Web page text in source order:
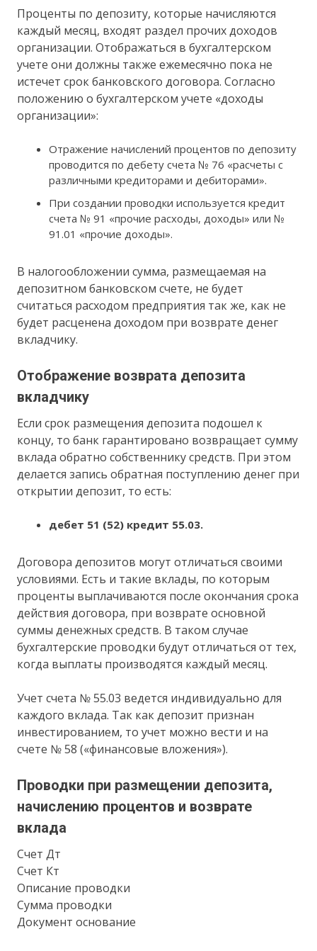
Проценты по депозиту, которые начисляются
каждый месяц, входят раздел прочих доходов
организации. Отображаться в бухгалтерском
учете они должны также ежемесячно пока не
истечет срок банковского договора. Согласно
положению о бухгалтерском учете «доходы
организации»:
Отражение начислений процентов по депозиту
проводится по дебету счета № 76 «расчеты с
различными кредиторами и дебиторами».
При создании проводки используется кредит
счета № 91 «прочие расходы, доходы» или №
91.01 «прочие доходы».
В налогообложении сумма, размещаемая на
депозитном банковском счете, не будет
считаться расходом предприятия так же, как не
будет расценена доходом при возврате денег
вкладчику.
Отображение возврата депозита
вкладчику
Если срок размещения депозита подошел к
концу, то банк гарантировано возвращает сумму
вклада обратно собственнику средств. При этом
делается запись обратная поступлению денег при
открытии депозит, то есть:
дебет 51 (52) кредит 55.03.
Договора депозитов могут отличаться своими
условиями. Есть и такие вклады, по которым
проценты выплачиваются после окончания срока
действия договора, при возврате основной
суммы денежных средств. В таком случае
бухгалтерские проводки будут отличаться от тех,
когда выплаты производятся каждый месяц.
Учет счета № 55.03 ведется индивидуально для
каждого вклада. Так как депозит признан
инвестированием, то учет можно вести и на
счете № 58 («финансовые вложения»).
Проводки при размещении депозита,
начислению процентов и возврате
вклада
Счет Дт
Счет Кт
Описание проводки
Сумма проводки
Документ основание